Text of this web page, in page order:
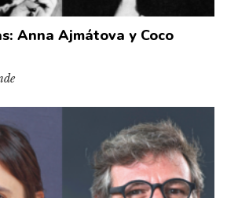
Anna Ajmátova y Coco